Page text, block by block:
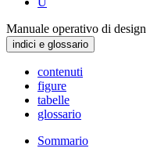
Manuale operativo di design
indici e glossario
contenuti
figure
tabelle
glossario
Sommario